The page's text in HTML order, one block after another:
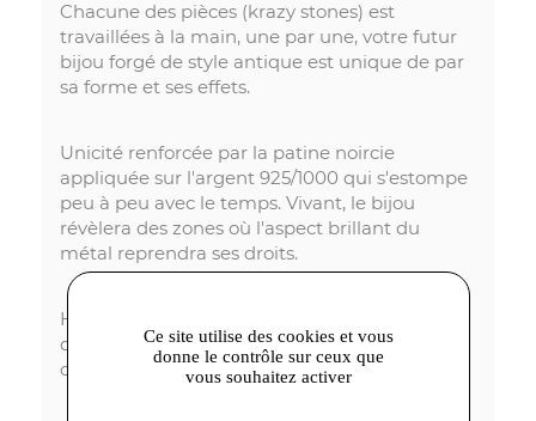
Chacune des pièces (krazy stones) est
travaillées à la main, une par une, votre futur
bijou forgé de style antique est unique de par
sa forme et ses effets.
Unicité renforcée par la patine noircie
appliquée sur l'argent 925/1000 qui s'estompe
peu à peu avec le temps. Vivant, le bijou
révèlera des zones où l'aspect brillant du
métal reprendra ses droits.
Héphaïstos Collection ou le travail passionné
du métal, des bijoux étonnants et particuliers
comme vous.
Ce site utilise des cookies et vous
donne le contrôle sur ceux que
vous souhaitez activer